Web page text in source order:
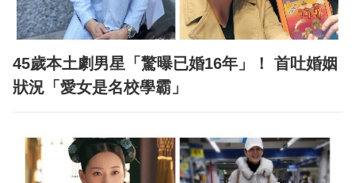
45歲本土劇男星「驚曝已婚16年」！ 首吐婚姻
狀況「愛女是名校學霸」